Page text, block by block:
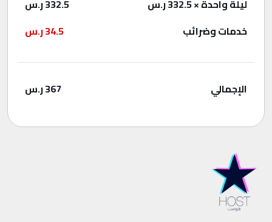
ليلة واحدة× 332.5 ر.س 332.5ر.س
خدمات وضرائب
34.5ر.س
الإجمالي 367ر.س